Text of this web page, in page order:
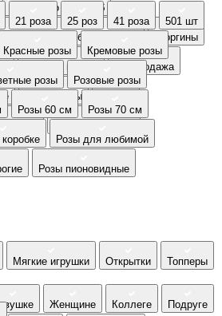
Букеты до 2500 руб
от 4000 руб. (премиум) Георгины
Распродажа
Суккуленты
21 роза 25 роз 41 роза 501 шт
Красные розы Кремовые розы
розы Розовые розы
Розы 60 см Розы 70 см
Розы для любимой
Розы пионовидные
Мягкие игрушки Открытки Топперы
Женщине Коллеге Подруге